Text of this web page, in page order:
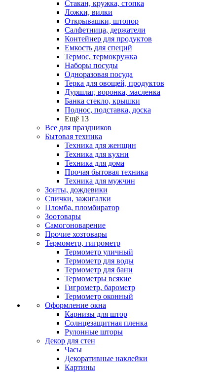
Стакан, кружка, стопка
Ложки, вилки
Открывашки, штопор
Салфетница, держатели
Контейнер для продуктов
Емкость для специй
Термос, термокружка
Наборы посуды
Одноразовая посуда
Терка для овощей, продуктов
Дуршлаг, воронка, масленка
Банка стекло, крышки
Поднос, подставка, доска
Ещё 13
Все для праздников
Бытовая техника
Техника для женщин
Техника для кухни
Техника для дома
Прочая бытовая техника
Техника для мужчин
Зонты, дождевики
Спички, зажигалки
Пломба, пломбиратор
Зоотовары
Самогоноварение
Прочие хозтовары
Термометр, гигрометр
Термометр уличный
Термометр для воды
Термометр для бани
Термометры всякие
Гигрометр, барометр
Термометр оконный
Оформление окна
Карнизы для штор
Солнцезащитная пленка
Рулонные шторы
Декор для стен
Часы
Декоративные наклейки
Картины